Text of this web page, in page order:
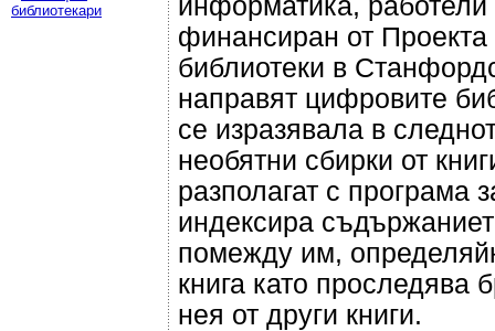
библиотекари
финансиран от Проекта
библиотеки в
направят цифровите
се изразявала в
необятни сбирки от
разполагат с програма
индексира
помежду им,
книга като проследява
нея от други книги.